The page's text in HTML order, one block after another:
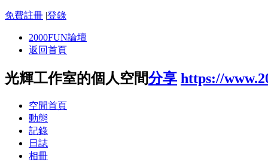
免費註冊 |登錄
2000FUN論壇
返回首頁
光輝工作室的個人空間分享 https://
空間首頁
動態
記錄
日誌
相冊